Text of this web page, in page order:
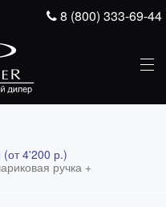
8 (800) 333-69-44
(от 4'200 р.)
ручка +